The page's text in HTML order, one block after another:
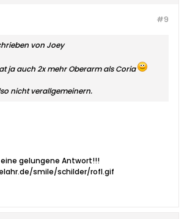
#9
von Joey
ja auch 2x mehr Oberarm als Coria
nicht verallgemeinern.
gelungene Antwort!!!
smile/schilder/rofl.gif